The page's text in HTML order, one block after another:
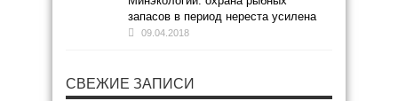
запасов в период нереста усилена
09.04.2018
СВЕЖИЕ ЗАПИСИ